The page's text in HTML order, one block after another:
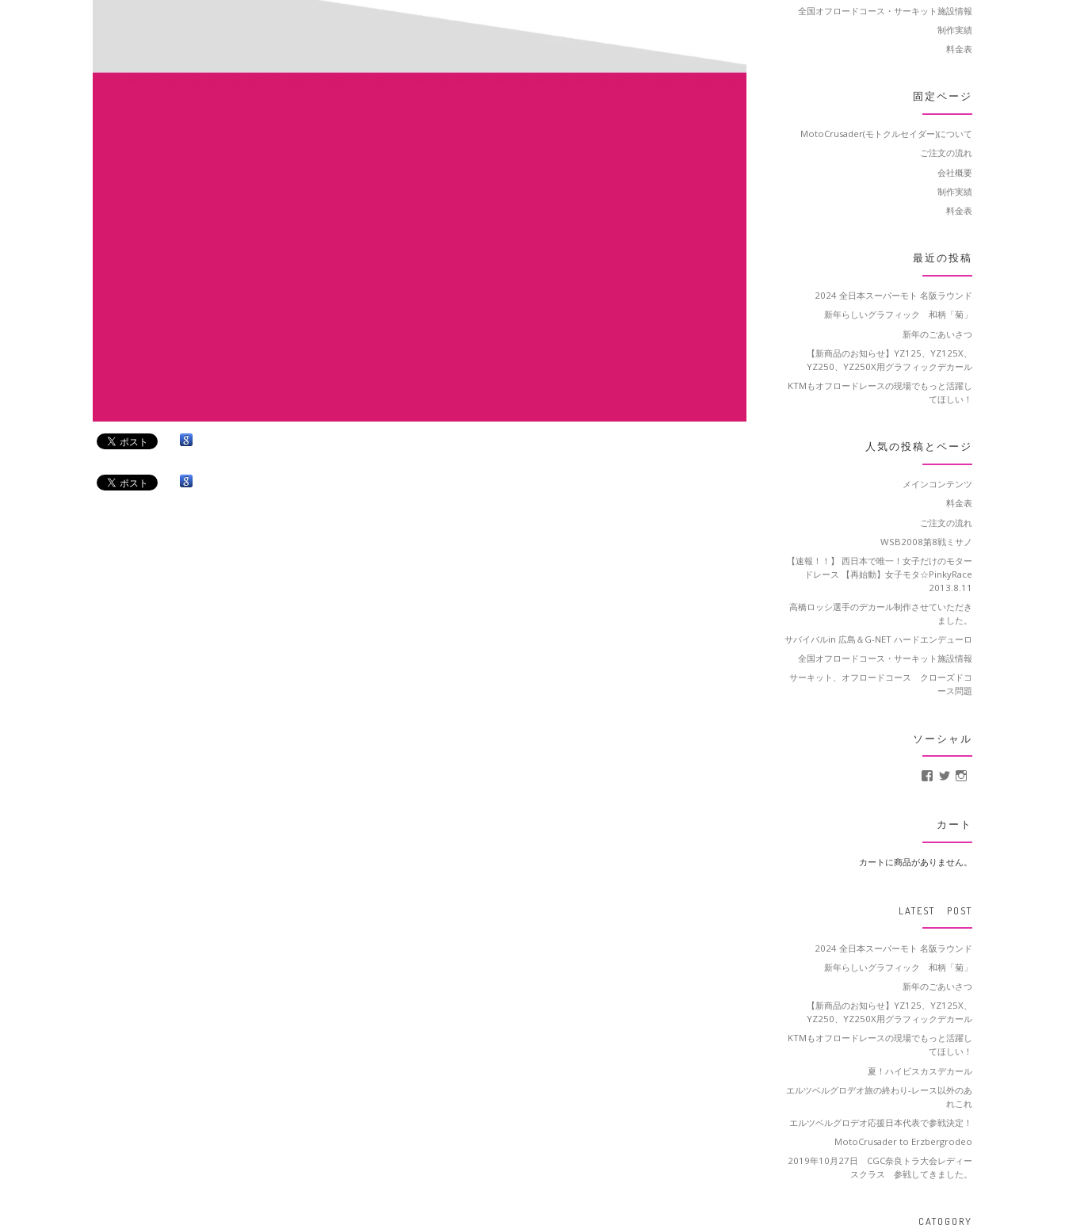
全国オフロードコース・サーキット施設情報
制作実績
料金表
固定ページ
MotoCrusader(モトクルセイダー)について
ご注文の流れ
会社概要
制作実績
料金表
最近の投稿
2024 全日本スーパーモト 名阪ラウンド
新年らしいグラフィック 和柄「菊」
新年のごあいさつ
【新商品のお知らせ】YZ125、YZ125X、
YZ250、YZ250X用グラフィックデカール
KTMもオフロードレースの現場でもっと活躍し
てほしい！
人気の投稿とページ
メインコンテンツ
料金表
ご注文の流れ
WSB2008第8戦ミサノ
【速報！！】 西日本で唯一！女子だけのモター
ドレース 【再始動】女子モタ☆PinkyRace
2013.8.11
高橋ロッシ選手のデカール制作させていただき
ました。
サバイバルin 広島＆G-NET ハードエンデューロ
全国オフロードコース・サーキット施設情報
サーキット、オフロードコース クローズドコ
ース問題
ソーシャル
MotoCrusader さんのプ
@MotoCrusader さ
カート
カートに商品がありません。
LATEST POST
2024 全日本スーパーモト 名阪ラウンド
新年らしいグラフィック 和柄「菊」
新年のごあいさつ
【新商品のお知らせ】YZ125、YZ125X、
YZ250、YZ250X用グラフィックデカール
KTMもオフロードレースの現場でもっと活躍し
てほしい！
夏！ハイビスカスデカール
エルツベルグロデオ旅の終わり-レース以外のあ
れこれ
エルツベルグロデオ応援日本代表で参戦決定！
MotoCrusader to Erzbergrodeo
2019年10月27日 CGC奈良トラ大会レディー
スクラス 参戦してきました。
CATOGORY